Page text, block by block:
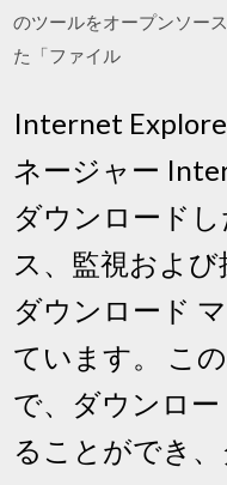
のツールをオープンソー
た「ファイル
Internet
ネージャー
ダウンロード
ス、監視およ
ダウンロード
ています。 こ
で、ダウンロ
ることができ